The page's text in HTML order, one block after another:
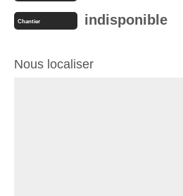
Chantier indisponible
Nous localiser